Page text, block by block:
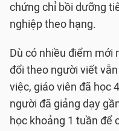
chứng chỉ bồi dưỡng
nghiệp theo hạng.
Dù có nhiều điểm mới
đổi theo người viết
việc, giáo viên đã học
người đã giảng dạy
học khoảng 1 tuần để